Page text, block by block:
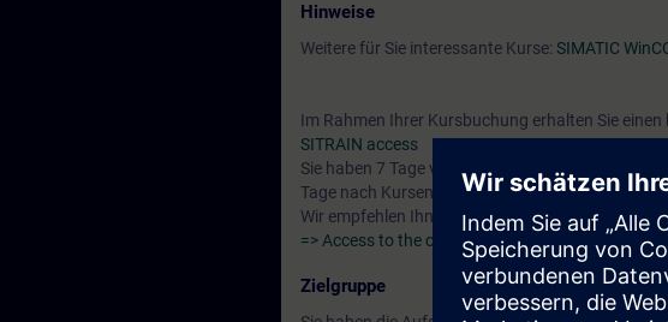
Hinweise
Weitere für Sie interessante Kurse: SIMATIC
Im Rahmen Ihrer Kursbuchung erhalten Sie
SITRAIN access
Sie haben 7 Tage vor Kursbeginn Zugriff auf
Tage nach Kursende.
Wir empfehlen Ihnen als Vorbereitung auf Ihren
=> Access to the curriculum "Automation Basic"
Zielgruppe